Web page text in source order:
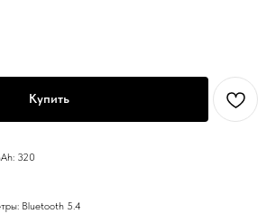
Купить
320
Bluetooth 5.4